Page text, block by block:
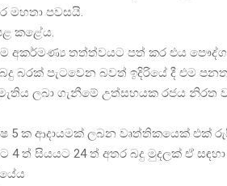
මහතා පවසයි.
කළේය.
අකර්මණ්‍ය තත්ත්වයට පත් කර එය
බරක් පැටවෙන බවත් ඉදිරියේ දී එම පනත
ලබා ගැනීමේ උත්සහයක රජය නිරත
5 ක ආදායමක් ලබන වෘත්තිකයෙක් එක්
ත් සියයට 24 ත් අතර බදු මුදලක් ඒ